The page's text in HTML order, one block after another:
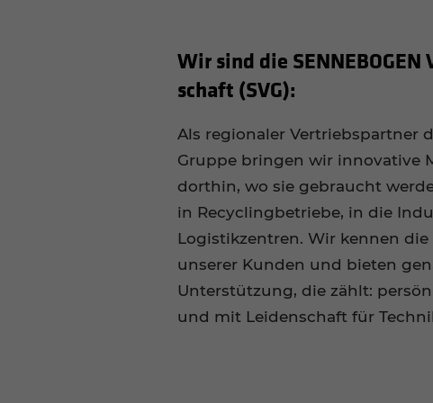
Wir sind die
schaft (SVG):
Als regionaler Vertriebspartner
Gruppe bringen wir innovative
dorthin, wo sie gebraucht
in Recyclingbetriebe, in die
Logistikzentren. Wir kennen
unserer Kunden und bieten
Unterstützung, die zählt:
und mit Leidenschaft für